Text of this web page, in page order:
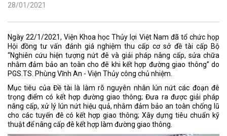
28/01/2021
Ngày 22/1/2021, Viện Khoa học Thủy lợi Việt Nam đã tổ chức họp
Hội đồng tư vấn đánh giá nghiệm thu cấp cơ sở đề tài cấp Bộ
“Nghiên cứu hiện tượng nứt đê và giải pháp nâng cấp, sửa chữa
nhằm đảm bảo an toàn cho đê khi kết hợp đường giao thông” do
PGS.TS. Phùng Vĩnh An - Viện Thủy công chủ nhiệm.
Mục tiêu của Đề tài là làm rõ nguyên nhân lún nứt các đoạn đê
trọng điểm có kết hợp đường giao thông; Đưa ra được giải pháp
nâng cấp, xử lý lún nứt hiệu quả, nhằm đảm bảo an toàn chống lũ
cho các tuyến đê có kết hợp giao thông; Xây dựng tiêu chuẩn kỹ
thuật để nâng cấp đê kết hợp làm đường giao thông.